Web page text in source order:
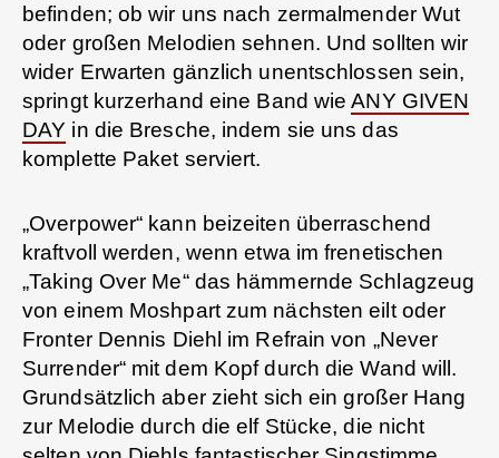
befinden; ob wir uns nach zermalmender Wut
oder großen Melodien sehnen. Und sollten wir
wider Erwarten gänzlich unentschlossen sein,
springt kurzerhand eine Band wieANY GIVEN
DAY in die Bresche, indem sie uns das
komplette Paket serviert.
„Overpower“ kann beizeiten überraschend
kraftvoll werden, wenn etwa im frenetischen
„Taking Over Me“ das hämmernde Schlagzeug
von einem Moshpart zum nächsten eilt oder
Fronter Dennis Diehl im Refrain von „Never
Surrender“ mit dem Kopf durch die Wand will.
Grundsätzlich aber zieht sich ein großer Hang
zur Melodie durch die elf Stücke, die nicht